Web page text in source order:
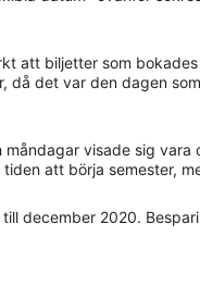
att biljetter som
det var den dagen
visade sig
att börja semester,
december 2020.